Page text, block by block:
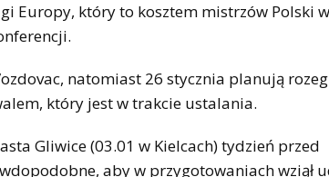
Europy, który to kosztem mistrzów Polski
natomiast 26 stycznia planują
który jest w trakcie ustalania.
Gliwice (03.01 w Kielcach) tydzień przed
aby w przygotowaniach wziął